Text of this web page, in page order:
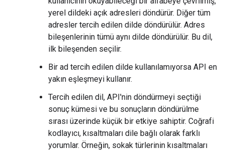
yerel dildeki açık adresleri döndürür. Diğer tüm
adresler tercih edilen dilde döndürülür. Adres
bileşenlerinin tümü aynı dilde döndürülür. Bu dil,
ilk bileşenden seçilir.
Bir ad tercih edilen dilde kullanılamıyorsa API en
yakın eşleşmeyi kullanır.
Tercih edilen dil, API'nin döndürmeyi seçtiği
sonuç kümesi ve bu sonuçların döndürülme
sırası üzerinde küçük bir etkiye sahiptir. Coğrafi
kodlayıcı, kısaltmaları dile bağlı olarak farklı
yorumlar. Örneğin, sokak türlerinin kısaltmaları